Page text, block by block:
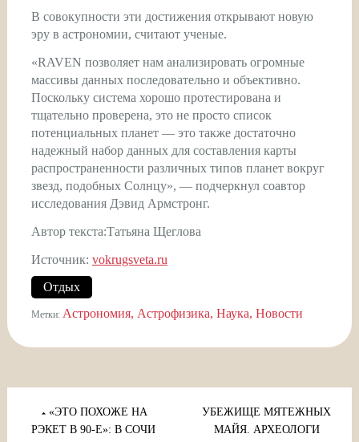
В совокупности эти достижения открывают новую
эру в астрономии, считают ученые.
«RAVEN позволяет нам анализировать огромные
массивы данных последовательно и объективно.
Поскольку система хорошо протестирована и
тщательно проверена, это не просто список
потенциальных планет — это также достаточно
надежный набор данных для составления карты
распространенности различных типов планет вокруг
звезд, подобных Солнцу», — подчеркнул соавтор
исследования Дэвид Армстронг.
Автор текста:Татьяна Щеглова
Источник: vokrugsveta.ru
Отдых
Метки: Астрономия Астрофизика Наука Новости
Навигация
по
«ЭТО ПОХОЖЕ НА
РЭКЕТ В 90-Е»: В СОЧИ
УБЕЖИЩЕ МЯТЕЖНЫХ
МАЙЯ. АРХЕОЛОГИ